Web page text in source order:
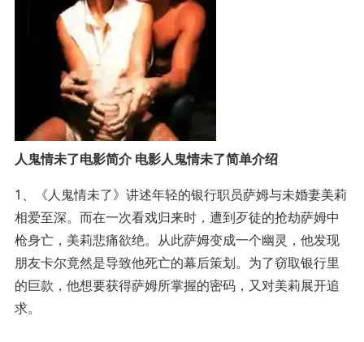
人鬼情未了电影简介 电影人鬼情未了简单介绍
1、《人鬼情未了》讲述年轻的银行职员萨姆与未婚妻美莉
相爱至深。而在一次看戏归来时，遭到歹徒的抢劫萨姆中
枪身亡，美莉悲痛欲绝。从此萨姆变成一个幽灵，他发现
朋友卡尔竟然是导致他死亡的幕后策划。为了窃取银行里
的巨款，他想要获得萨姆所掌握的密码，又对美莉展开追
求。